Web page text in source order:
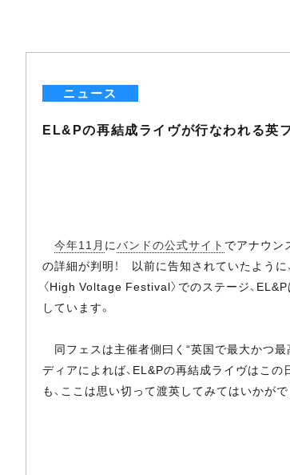
ニュース
EL&Pの再結成ライヴが行なわれる英
今年11月 にバンドの公式サイト でアナウン
の詳細が判明！ 以前に告知されていたように
〈High Voltage Festival〉でのステージ、
しています。
同フェスは主催者側曰く“英国で最大かつ最
ディアによれば、EL&Pの再結成ライヴはこ
も、ここは思い切って渡英してみてはいかがで